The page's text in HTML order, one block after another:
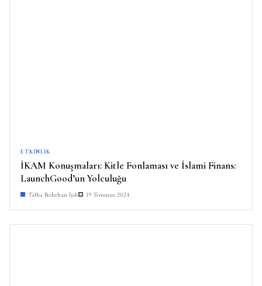
ETKINLIK
İKAM Konuşmaları: Kitle Fonlaması ve İslami Finans:
LaunchGood’un Yolculuğu
Talha Bedirhan Işık 19 Temmuz 2024